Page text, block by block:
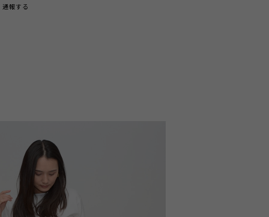
通報する